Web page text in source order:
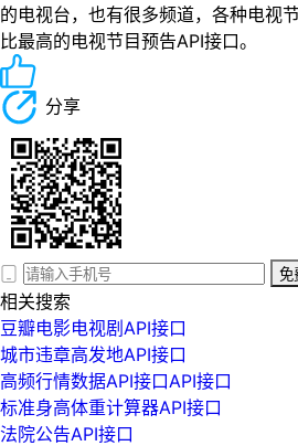
的电视台，也有很多频道，各种电视
比最高的电视节目预告API接口。
分享
免
相关搜索
豆瓣电影电视剧API接口
城市违章高发地API接口
高频行情数据API接口API接口
标准身高体重计算器API接口
法院公告API接口